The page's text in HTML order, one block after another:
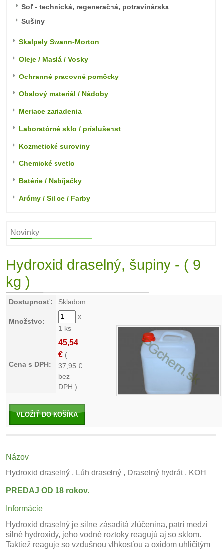
Soľ - technická, regeneračná, potravinárska
Sušiny
Skalpely Swann-Morton
Oleje / Maslá / Vosky
Ochranné pracovné pomôcky
Obalový materiál / Nádoby
Meriace zariadenia
Laboratórné sklo / príslušenst
Kozmetické suroviny
Chemické svetlo
Batérie / Nabíjačky
Arómy / Silice / Farby
Novinky
Hydroxid draselný, šupiny - ( 9
kg )
Dostupnosť: Skladom
Množstvo:
x
1 ks
Cena s DPH:
45,54
€ (
37,95 €
bez
DPH )
VLOŽIŤ DO KOŠÍKA
Názov
Hydroxid draselný , Lúh draselný , Draselný hydrát , KOH
PREDAJ OD 18 rokov.
Informácie
Hydroxid draselný je silne zásaditá zlúčenina, patrí medzi
silné hydroxidy, jeho vodné roztoky reagujú aj so sklom.
Taktiež reaguje so vzdušnou vlhkosťou a oxidom uhličitým